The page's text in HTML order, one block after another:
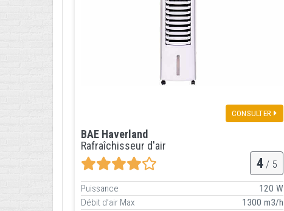
CONSULTER
BAE Haverland
Rafraîchisseur d'air
4/ 5
Puissance
120 W
Débit d’air Max
1300 m3/h